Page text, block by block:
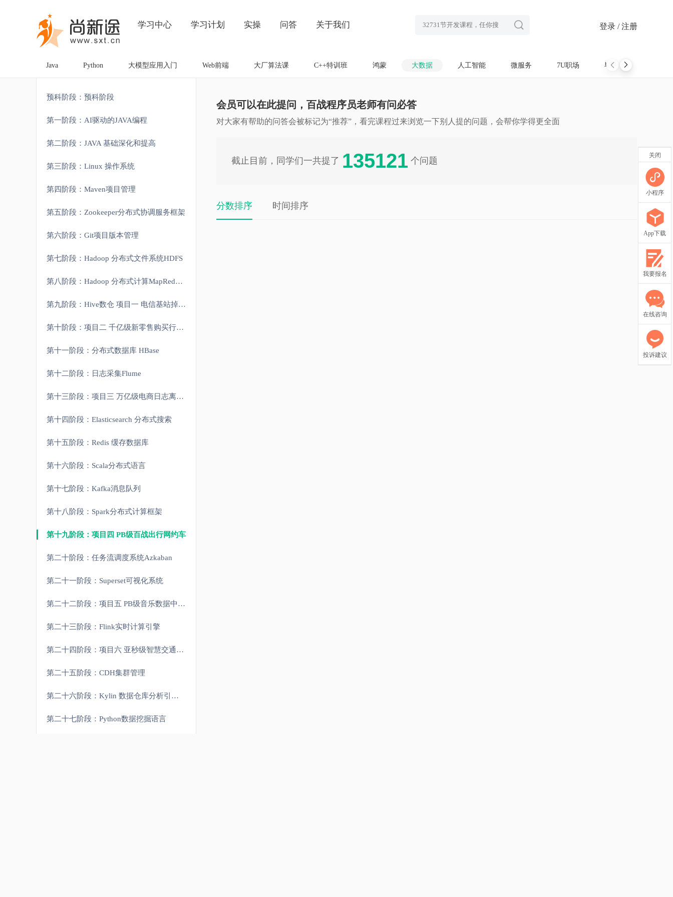
学习中心 学习计划 实操 问答 关于我们 登录 / 注册

Java Python 大模型应用入门 Web前端 大厂算法课 C++特训班 鸿蒙 大数据 人工智能 微服务 7U职场 毕设项目
预科阶段：预科阶段
第一阶段：AI驱动的JAVA编程
第二阶段：JAVA 基础深化和提高
第三阶段：Linux 操作系统
第四阶段：Maven项目管理
第五阶段：Zookeeper分布式协调服务框架
第六阶段：Git项目版本管理
第七阶段：Hadoop 分布式文件系统HDFS
第八阶段：Hadoop 分布式计算MapReduce和资源管理Yarn
第九阶段：Hive数仓 项目一 电信基站掉话率分析实战
第十阶段：项目二 千亿级新零售购买行为分析项目
第十一阶段：分布式数据库 HBase
第十二阶段：日志采集Flume
第十三阶段：项目三 万亿级电商日志离线分析系统
第十四阶段：Elasticsearch 分布式搜索
第十五阶段：Redis 缓存数据库
第十六阶段：Scala分布式语言
第十七阶段：Kafka消息队列
第十八阶段：Spark分布式计算框架
第十九阶段：项目四 PB级百战出行网约车
第二十阶段：任务流调度系统Azkaban
第二十一阶段：Superset可视化系统
第二十二阶段：项目五 PB级音乐数据中心数仓综合项目
第二十三阶段：Flink实时计算引擎
第二十四阶段：项目六 亚秒级智慧交通实时监控平台
第二十五阶段：CDH集群管理
第二十六阶段：Kylin 数据仓库分析引擎(扩展)
第二十七阶段：Python数据挖掘语言
会员可以在此提问，百战程序员老师有问必答
对大家有帮助的问答会被标记为“推荐”，看完课程过来浏览一下别人提的问题，会帮你学得更全面
截止目前，同学们一共提了 135121 个问题
分数排序 时间排序
关闭
小程序
App下载
我要报名
在线咨询
投诉建议